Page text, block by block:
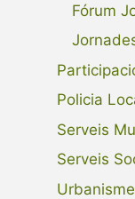
Fórum
Policia
Serveis
Serveis
Urbanisme